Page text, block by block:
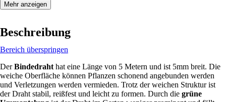
Mehr anzeigen
Beschreibung
Bereich überspringen
DerBindedraht hat eine Länge von 5 Metern und ist 5mm breit. Die
weiche Oberfläche können Pflanzen schonend angebunden werden
und Verletzungen werden vermieden. Trotz der weichen Struktur ist
der Draht stabil, reißfest und leicht zu formen. Durch die grüne